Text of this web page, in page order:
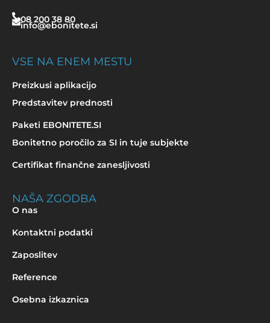
08 200 38 80
info@ebonitete.si
VSE NA ENEM MESTU
Preizkusi aplikacijo
Predstavitev prednosti
Paketi EBONITETE.SI
Bonitetno poročilo za SI in tuje subjekte
Certifikat finančne zanesljivosti
NAŠA ZGODBA
O nas
Kontaktni podatki
Zaposlitev
Reference
Osebna izkaznica